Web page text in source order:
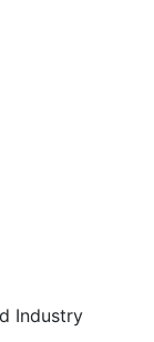
Industry